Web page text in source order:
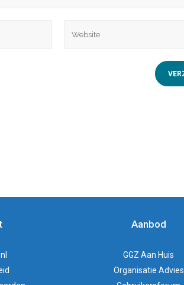
Aanbod
GGZ Aan Huis
Organisatie Advies